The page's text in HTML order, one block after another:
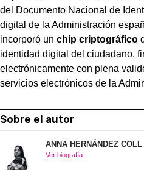
del Documento Nacional de
digital de la Administración
incorporó un chip criptográfico
identidad digital del ciudadano,
electrónicamente con plena
servicios electrónicos de la
Sobre el autor
ANNA HERNÁNDEZ COLL
Ver biografía